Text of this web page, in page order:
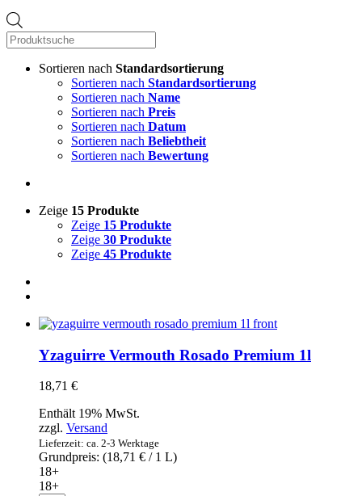
search
Sortieren nach Standardsortierung
Sortieren nach Standardsortierung
Sortieren nach Name
Sortieren nach Preis
Sortieren nach Datum
Sortieren nach Beliebtheit
Sortieren nach Bewertung
Zeige 15 Produkte
Zeige 15 Produkte
Zeige 30 Produkte
Zeige 45 Produkte
Yzaguirre Vermouth Rosado Premium 1l
18,71 €
Enthält 19% MwSt.
zzgl. Versand
Lieferzeit: ca. 2-3 Werktage
Grundpreis: (18,71 € / 1 L)
18+
18+